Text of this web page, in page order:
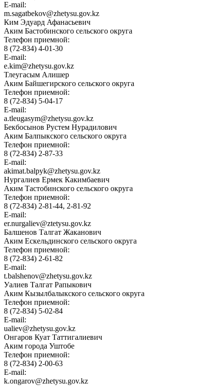
E-mail:
m.sagatbekov@zhetysu.gov.kz
Ким Эдуард Афанасьевич
Аким Бастобинского сельского округа
Телефон приемной:
8 (72-834) 4-01-30
E-mail:
e.kim@zhetysu.gov.kz
Тлеугасым Алишер
Аким Байшегирского сельского округа
Телефон приемной:
8 (72-834) 5-04-17
E-mail:
a.tleugasym@zhetysu.gov.kz
Бекбосынов Рустем Нурадилович
Аким Балпыкского сельского округа
Телефон приемной:
8 (72-834) 2-87-33
E-mail:
akimat.balpyk@zhetysu.gov.kz
Нургалиев Ермек Какимбаевич
Аким Тастобинского сельского округа
Телефон приемной:
8 (72-834) 2-81-44, 2-81-92
E-mail:
er.nurgaliev@ztetysu.gov.kz
Балшенов Талгат Жаканович
Аким Ескельдинского сельского округа
Телефон приемной:
8 (72-834) 2-61-82
E-mail:
t.balshenov@zhetysu.gov.kz
Уалиев Талгат Рапыкович
Аким Кызылбалыкского сельского округа
Телефон приемной:
8 (72-834) 5-02-84
E-mail:
ualiev@zhetysu.gov.kz
Онгаров Куат Таттигалиевич
Аким города Уштобе
Телефон приемной:
8 (72-834) 2-00-63
E-mail:
k.ongarov@zhetysu.gov.kz